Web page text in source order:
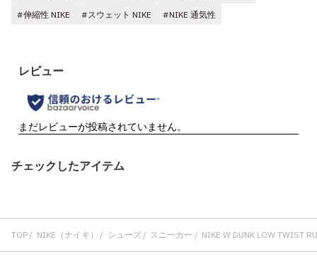
#伸縮性 NIKE
#スウェット NIKE #NIKE 通気性
チェックしたアイテム
TOP NIKE（ナイキ） シューズ スニーカー NIKE W DUNK LOW TWIST